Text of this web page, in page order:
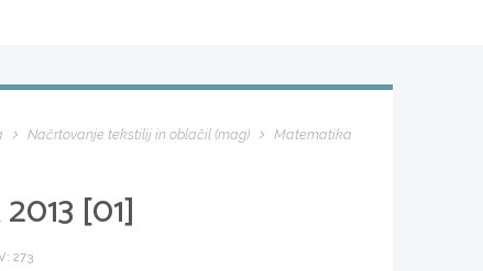
Načrtovanje tekstilij in oblačil (mag)
Matematika
[01]
273